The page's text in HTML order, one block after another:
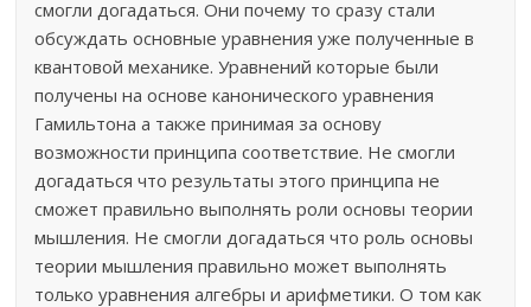
смогли догадаться. Они почему то сразу стали
обсуждать основные уравнения уже полученные в
квантовой механике. Уравнений которые были
получены на основе канонического уравнения
Гамильтона а также принимая за основу
возможности принципа соответствие. Не смогли
догадаться что результаты этого принципа не
сможет правильно выполнять роли основы теории
мышления. Не смогли догадаться что роль основы
теории мышления правильно может выполнять
только уравнения алгебры и арифметики. О том как